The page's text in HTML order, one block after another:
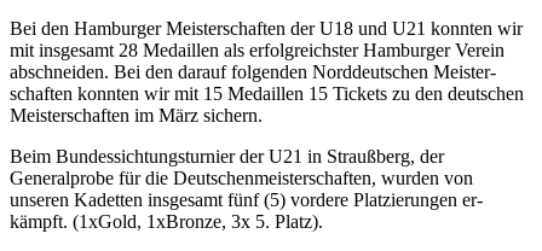
Bei den Ham­burger Meisterschaften der U18 und U21 konnten wir
mit insgesamt 28 Medaillen als erfolgreichster Hamburger Verein
abschneiden. Bei den darauf folgenden Norddeutschen Meister­
schaften konnten wir mit 15 Medaillen 15 Tickets zu den deutschen
Meisterschaften im März sichern.
Beim Bundessichtungsturnier der U21 in Straußberg, der
Generalprobe für die Deut­schenmeisterschaften, wurden von
unseren Kadetten insgesamt fünf (5) vordere Platzierungen er­
kämpft. (1xGold, 1xBronze, 3x 5. Platz).